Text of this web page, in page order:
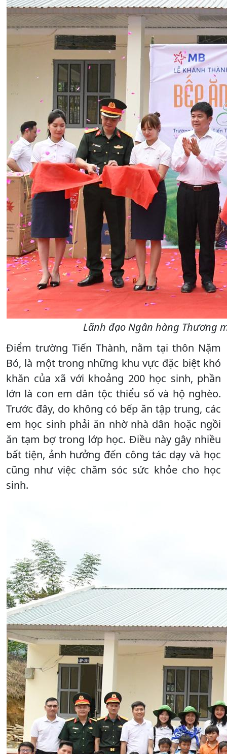
Lãnh đạo Ngân hàng Thương
Điểm trường Tiến Thành, nằm tại thôn Nặm
Bó, là một trong những khu vực đặc biệt khó
khăn của xã với khoảng 200 học sinh, phần
lớn là con em dân tộc thiểu số và hộ nghèo.
Trước đây, do không có bếp ăn tập trung, các
em học sinh phải ăn nhờ nhà dân hoặc ngồi
ăn tạm bợ trong lớp học. Điều này gây nhiều
bất tiện, ảnh hưởng đến công tác dạy và học
cũng như việc chăm sóc sức khỏe cho học
sinh.